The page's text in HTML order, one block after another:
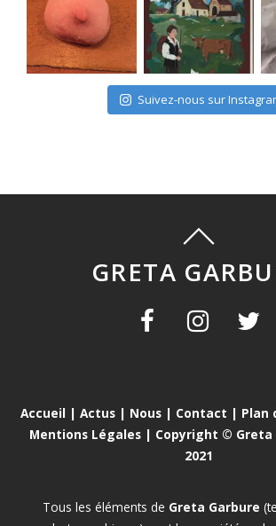
Suivez-nous sur
GRETA
Accueil | Actus| Nous| Contact | Plan
Mentions Légales | Copyright © Greta
2021
Tous les éléments de Greta Garbure